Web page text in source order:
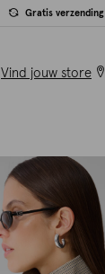
Gratis
Vind jouw store